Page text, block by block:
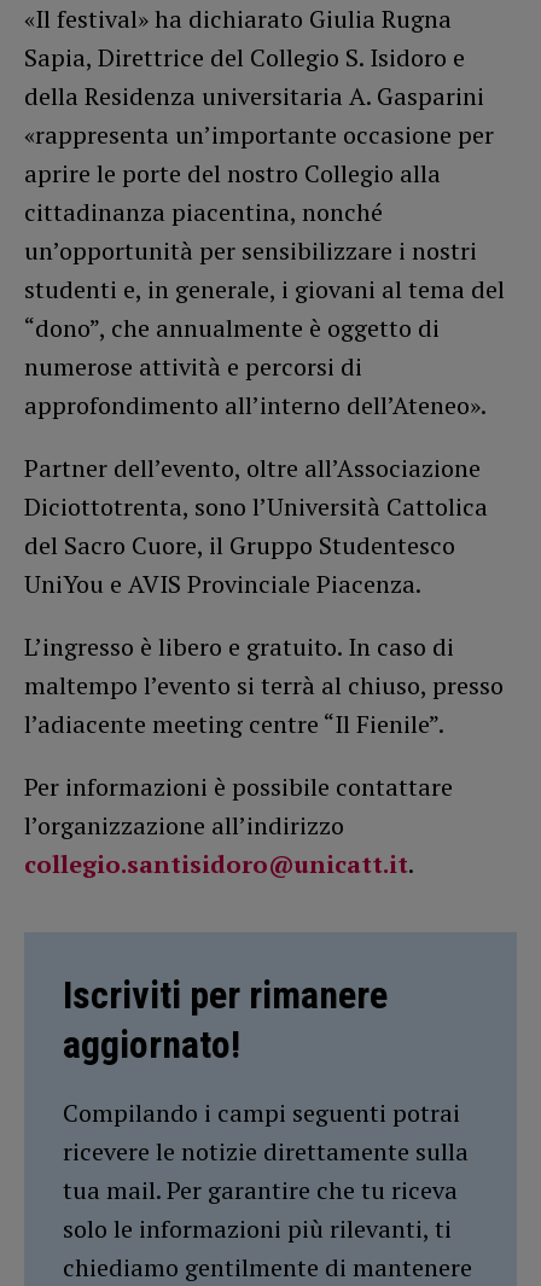
«Il festival» ha dichiarato Giulia Rugna
Sapia, Direttrice del Collegio S. Isidoro e
della Residenza universitaria A. Gasparini
«rappresenta un’importante occasione per
aprire le porte del nostro Collegio alla
cittadinanza piacentina, nonché
un’opportunità per sensibilizzare i nostri
studenti e, in generale, i giovani al tema del
“dono”, che annualmente è oggetto di
numerose attività e percorsi di
approfondimento all’interno dell’Ateneo».
Partner dell’evento, oltre all’Associazione
Diciottotrenta, sono l’Università Cattolica
del Sacro Cuore, il Gruppo Studentesco
UniYou e AVIS Provinciale Piacenza.
L’ingresso è libero e gratuito. In caso di
maltempo l’evento si terrà al chiuso, presso
l’adiacente meeting centre “Il Fienile”.
Per informazioni è possibile contattare
l’organizzazione all’indirizzo
collegio.santisidoro@unicatt.it.
Iscriviti per rimanere
aggiornato!
Compilando i campi seguenti potrai
ricevere le notizie direttamente sulla
tua mail. Per garantire che tu riceva
solo le informazioni più rilevanti, ti
chiediamo gentilmente di mantenere